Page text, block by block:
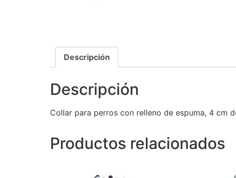
Descripción
Descripción
Collar para perros con relleno de espuma, 4 cm
Productos relacionados